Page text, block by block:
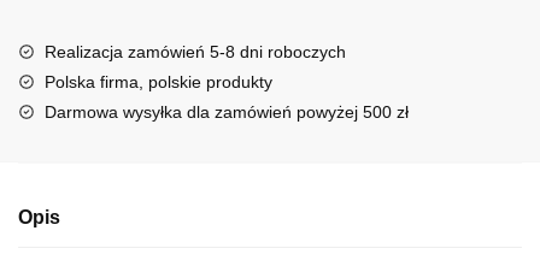
a
t
i
Realizacja zamówień 5-8 dni roboczych
Polska firma, polskie produkty
Darmowa wysyłka dla zamówień powyżej 500 zł
Opis